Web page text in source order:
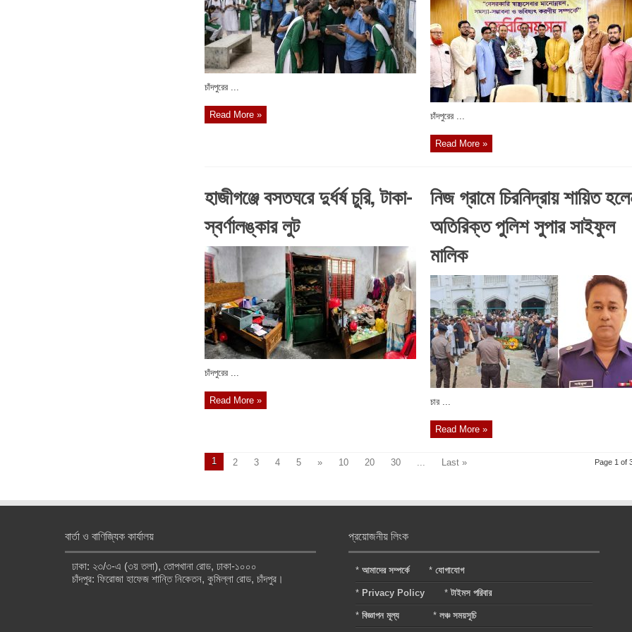
চাঁদপুরের ...
Read More » চাঁদপুরের ...
Read More »
হাজীগঞ্জে বসতঘরে দুর্ধর্ষ চুরি, টাকা-
স্বর্ণালঙ্কার লুট
চাঁদপুরের ...
Read More »
নিজ গ্রামে চিরনিদ্রায় শায়িত
অতিরিক্ত পুলিশ সুপার সাইফুল
মালিক
চার ...
Read More »
Page 1 of
1 2 3 4 5 » 10 20 30 ... Last »
বার্তা ও বাণিজ্যিক কার্যালয়
ঢাকা: ২৩/৩-এ (৩য় তলা), তোপখানা রোড, ঢাকা-১০০০
চাঁদপুর: ফিরোজা হাফেজ শান্তি নিকেতন, কুমিল্লা রোড, চাঁদপুর।
প্রয়োজনীয় লিংক
*আমাদের সম্পর্কে *যোগাযোগ
* Privacy Policy *টাইমস পরিবার
*বিজ্ঞাপন মূল্য *লঞ্চ সময়সূচি